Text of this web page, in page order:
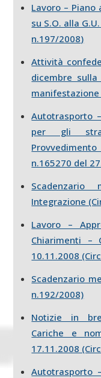
Lavoro – Piano
su S.O. alla
n.197/2008)
Attività
dicembre
manifestazione
Autotrasporto
per gli
n.165270 del
Integrazione
Lavoro –
Chiarimenti –
10.11.2008
Scadenzario
n.192/2008)
Notizie in
Cariche e
17.11.2008
Autotrasporto